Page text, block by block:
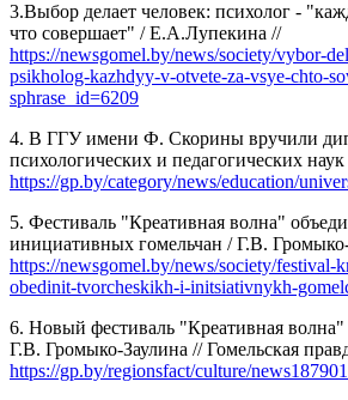
3.Выбор делает человек: психолог -
что совершает" /Е.А.Лупекина //
https://newsgomel.by/news/society/vybor-
psikholog-kazhdyy-v-otvete-za-vsye-chto-
sphrase_id=6209
4. В ГГУ имени Ф. Скорины вручили
психологических и педагогических
https://gp.by/category/news/education/
5. Фестиваль "Креативная волна"
инициативных гомельчан / Г.В.
https://newsgomel.by/news/society/festival-
obedinit-tvorcheskikh-i-initsiativnykh-
6. Новый фестиваль "Креативная волна"
Г.В. Громыко-Заулина // Гомельская
https://gp.by/regionsfact/culture/